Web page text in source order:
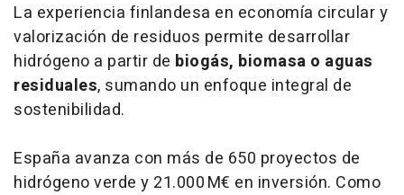
La experiencia finlandesa en economía circular y
valorización de residuos permite desarrollar
hidrógeno a partir de biogás, biomasa o aguas
residuales, sumando un enfoque integral de
sostenibilidad.
España avanza con más de 650 proyectos de
hidrógeno verde y 21.000 M€ en inversión. Como